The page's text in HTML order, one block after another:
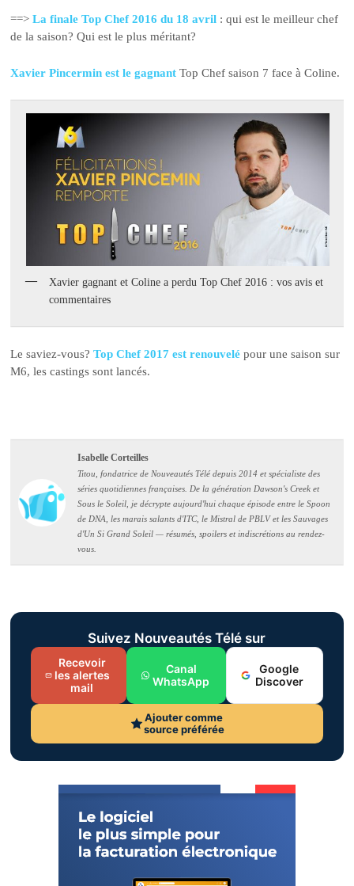
==>La finale Top Chef 2016 du 18 avril : qui est le meilleur chef
de la saison? Qui est le plus méritant?
Xavier Pincermin est le gagnant Top Chef saison 7 face à Coline.
Xavier gagnant et Coline a perdu Top Chef 2016 : vos avis et
commentaires
Le saviez-vous?Top Chef 2017 est renouvelé pour une saison sur
M6, les castings sont lancés.
Isabelle Corteilles
Titou, fondatrice de Nouveautés Télé depuis 2014 et spécialiste des
séries quotidiennes françaises. De la génération Dawson's Creek et
Sous le Soleil, je décrypte aujourd'hui chaque épisode entre le Spoon
de DNA, les marais salants d'ITC, le Mistral de PBLV et les Sauvages
d'Un Si Grand Soleil — résumés, spoilers et indiscrétions au rendez-
vous.
Suivez Nouveautés Télé sur
Recevoir
les alertes
mail
Canal
WhatsApp
Google
Discover
Ajouter comme
source préférée